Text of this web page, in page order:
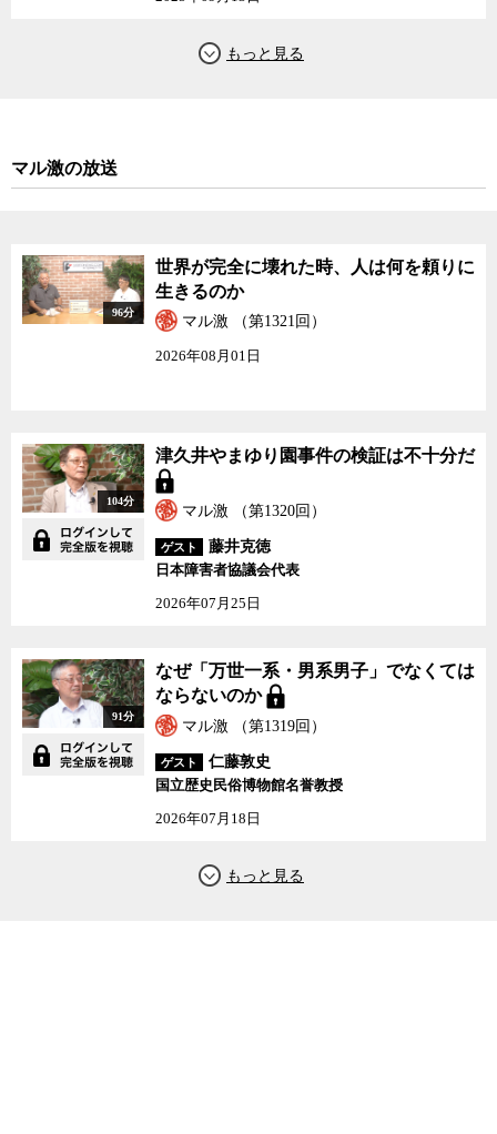
マル激の放送
96分
世界が完全に壊れた時、人は何を頼りに
生きるのか
マル激 （第1321回）
2026年08月01日
104分
津久井やまゆり園事件の検証は不十分だ
マル激 （第1320回）
ゲスト
藤井克徳
日本障害者協議会代表
2026年07月25日
91分
なぜ「万世一系・男系男子」でなくては
ならないのか
マル激 （第1319回）
ゲスト
仁藤敦史
国立歴史民俗博物館名誉教授
2026年07月18日